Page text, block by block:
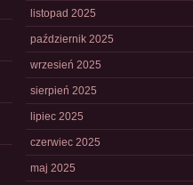
listopad 2025
październik 2025
wrzesień 2025
sierpień 2025
lipiec 2025
czerwiec 2025
maj 2025